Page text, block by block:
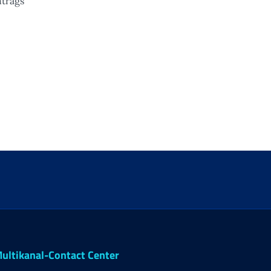
Contact Center